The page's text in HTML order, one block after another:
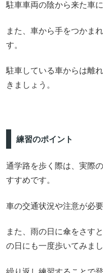
駐車車両の陰から来た車
また、車から手をつかま
す。
駐車している車からは離
きましょう。
練習のポイント
通学路を歩く際は、実際
すすめです。
車の交通状況や注意が必
また、雨の日に傘をさす
の日にも一度歩いてみまし